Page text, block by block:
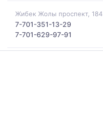
Жибек Жолы проспект, 184
7-701-351-13-29
7-701-629-97-91